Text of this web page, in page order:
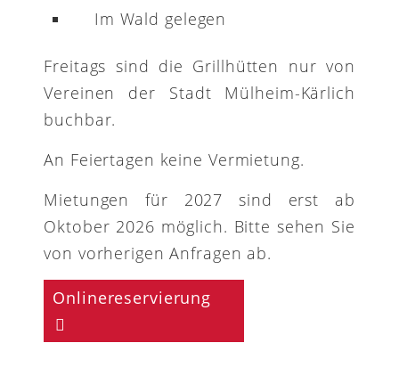
Im Wald gelegen
Freitags sind die Grillhütten nur von
Vereinen der Stadt Mülheim-Kärlich
buchbar.
An Feiertagen keine Vermietung.
Mietungen für 2027 sind erst ab
Oktober 2026 möglich. Bitte sehen Sie
von vorherigen Anfragen ab.
Onlinereservierung